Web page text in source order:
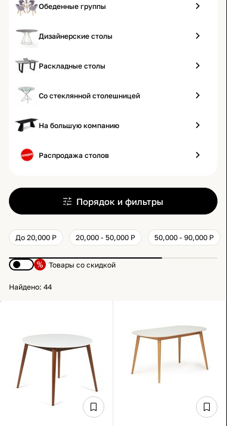
Обеденные группы
Дизайнерские столы
Раскладные столы
Со стеклянной столешницей
На большую компанию
Распродажа столов
Порядок и фильтры
До 20,000 Р 20,000 - 50,000 Р 50,000 - 90,000 Р
Товары со скидкой
Найдено: 44